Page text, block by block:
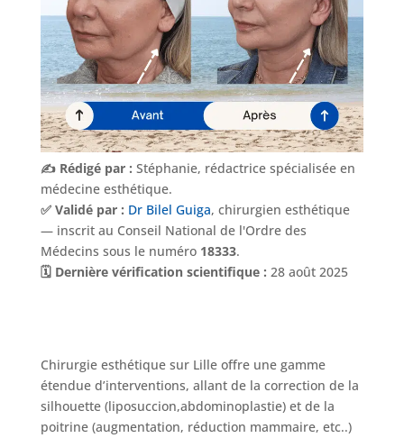
✍️ Rédigé par : Stéphanie, rédactrice spécialisée en
médecine esthétique.
✅ Validé par : Dr Bilel Guiga, chirurgien esthétique
— inscrit au Conseil National de l'Ordre des
Médecins sous le numéro 18333.
🗓️ Dernière vérification scientifique : 28 août 2025
Chirurgie esthétique sur Lille offre une gamme
étendue d’interventions, allant de la correction de la
silhouette (liposuccion,abdominoplastie) et de la
poitrine (augmentation, réduction mammaire, etc..)